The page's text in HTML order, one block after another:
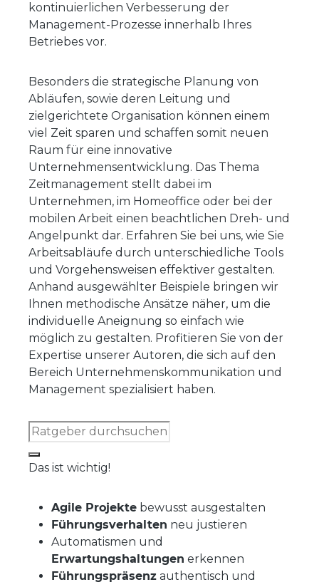
kontinuierlichen Verbesserung der
Management-Prozesse innerhalb Ihres
Betriebes vor.
Besonders die strategische Planung von
Abläufen, sowie deren Leitung und
zielgerichtete Organisation können einem
viel Zeit sparen und schaffen somit neuen
Raum für eine innovative
Unternehmensentwicklung. Das Thema
Zeitmanagement stellt dabei im
Unternehmen, im Homeoffice oder bei der
mobilen Arbeit einen beachtlichen Dreh- und
Angelpunkt dar. Erfahren Sie bei uns, wie Sie
Arbeitsabläufe durch unterschiedliche Tools
und Vorgehensweisen effektiver gestalten.
Anhand ausgewählter Beispiele bringen wir
Ihnen methodische Ansätze näher, um die
individuelle Aneignung so einfach wie
möglich zu gestalten. Profitieren Sie von der
Expertise unserer Autoren, die sich auf den
Bereich Unternehmenskommunikation und
Management spezialisiert haben.
Das ist wichtig!
Agile Projekte bewusst ausgestalten
Führungsverhalten neu justieren
Automatismen und
Erwartungshaltungen erkennen
Führungspräsenz authentisch und